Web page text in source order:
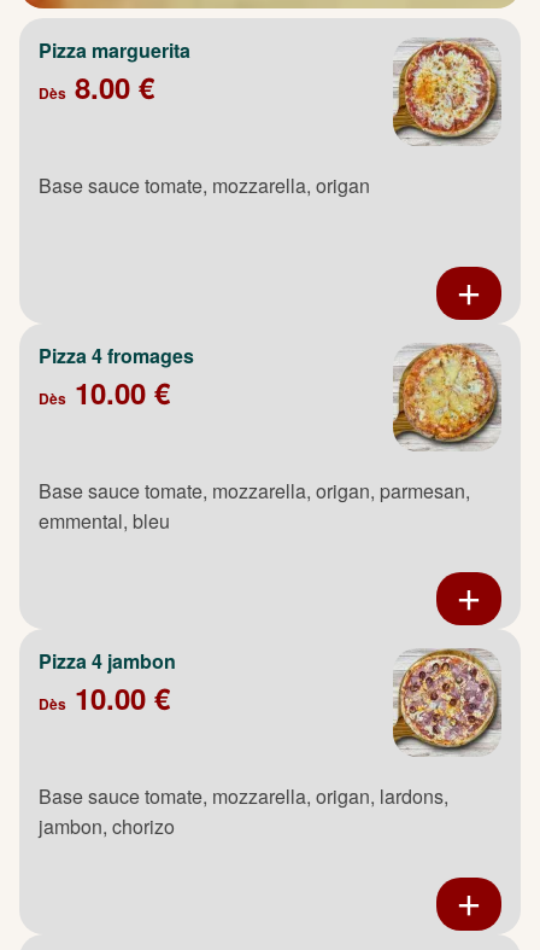
Pizza marguerita
Dès 8.00 €
Base sauce tomate, mozzarella, origan
Pizza 4 fromages
Dès 10.00 €
Base sauce tomate, mozzarella, origan, parmesan,
emmental, bleu
Pizza 4 jambon
Dès 10.00 €
Base sauce tomate, mozzarella, origan, lardons,
jambon, chorizo